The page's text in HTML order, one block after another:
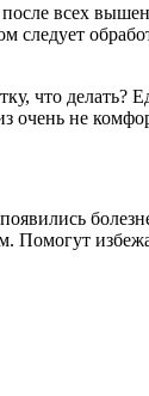
всех
что
очень не
Помогут